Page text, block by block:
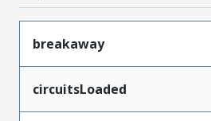
breakaway
circuitsLoaded